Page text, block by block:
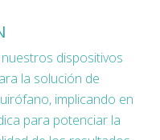
dispositivos
la solución de
implicando en
para potenciar la